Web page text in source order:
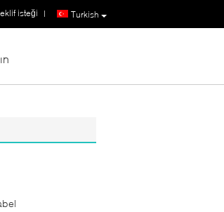
Turkish
isteği |